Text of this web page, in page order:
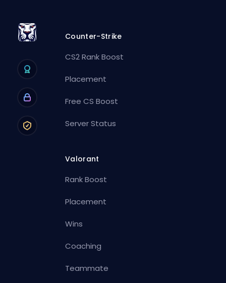
Counter-Strike
CS2 Rank Boost
Placement
Free CS Boost
Server Status
Valorant
Rank Boost
Placement
Wins
Coaching
Teammate